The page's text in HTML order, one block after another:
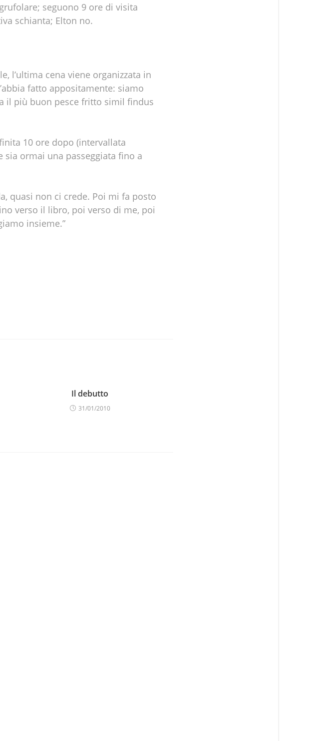
seguono 9 ore di visita
schianta; Elton no.
l’ultima cena viene organizzata in
fatto appositamente: siamo
il più buon pesce fritto simil findus
10 ore dopo (intervallata
sia ormai una passeggiata fino a
quasi non ci crede. Poi mi fa posto
verso il libro, poi verso di me, poi
insieme.”
Il debutto
31/01/2010